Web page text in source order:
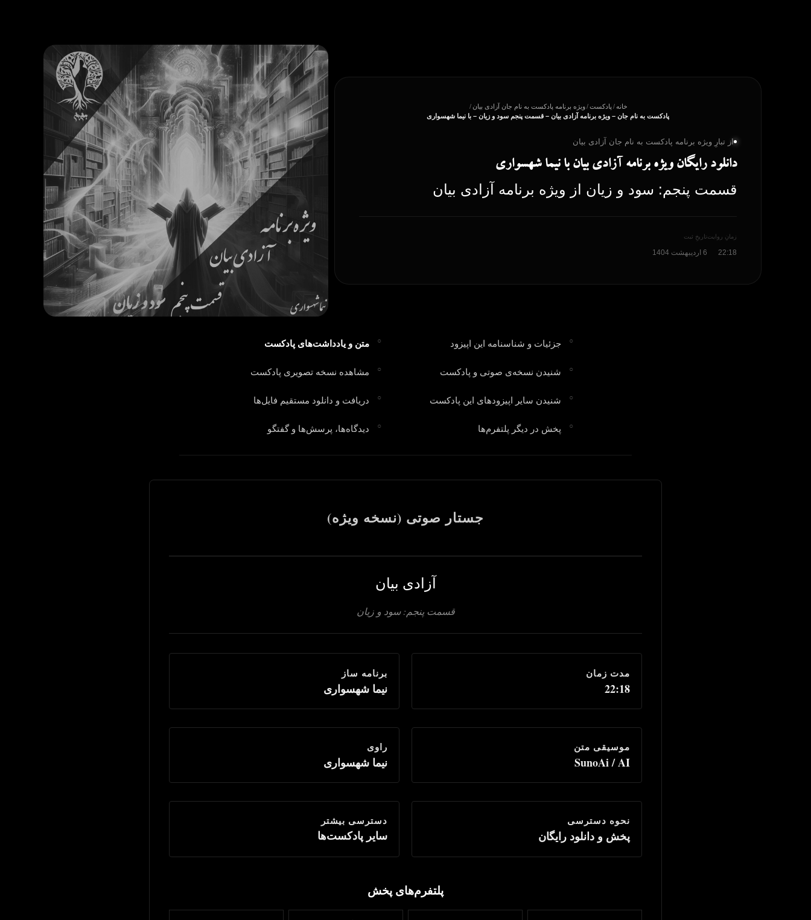
خانه/ پادکست/ویژه برنامه پادکست به نام جان آزادی بیان/
پادکست به نام جان – ویژه برنامه آزادی بیان – قسمت پنجم سود و زیان – با نیما شهسواری
از تبارِ ویژه برنامه پادکست به نام جان آزادی بیان
دانلود رایگان ویژه برنامه آزادی بیان با نیما شهسواری
قسمت پنجم: سود و زیان از ویژه برنامه آزادی بیان
زمانِ روایت
22:18
تاریخِ ثبت
6 اردیبهشت 1404
جزئیات و شناسنامه این اپیزود متن و یادداشت‌های پادکست
شنیدن نسخه‌ی صوتی و پادکست مشاهده نسخه تصویری پادکست
شنیدن سایر اپیزودهای این پادکست دریافت و دانلود مستقیم فایل‌ها
پخش در دیگر پلتفرم‌ها دیدگاه‌ها، پرسش‌ها و گفتگو
جستار صوتی (نسخه ویژه)
آزادی بیان
قسمت پنجم: سود و زیان
مدت زمان
22:18
برنامه ساز
نیما شهسواری
موسیقی متن
SunoAi / AI
راوی
نیما شهسواری
نحوه دسترسی
پخش و دانلود رایگان
دسترسی بیشتر
سایر پادکست‌ها
پلتفرم‌های پخش